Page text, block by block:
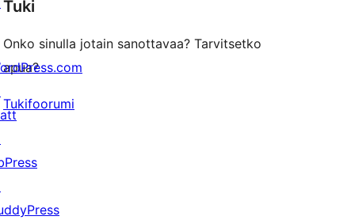
reviews
Tuki
Onko sinulla jotain sanottavaa? Tarvitsetko
apua?
Tukifoorumi